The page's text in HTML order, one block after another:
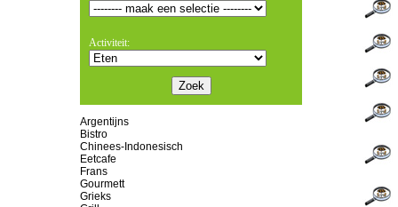
Activiteit:
Argentijns
Bistro
Chinees-Indonesisch
Eetcafe
Frans
Gourmett
Grieks